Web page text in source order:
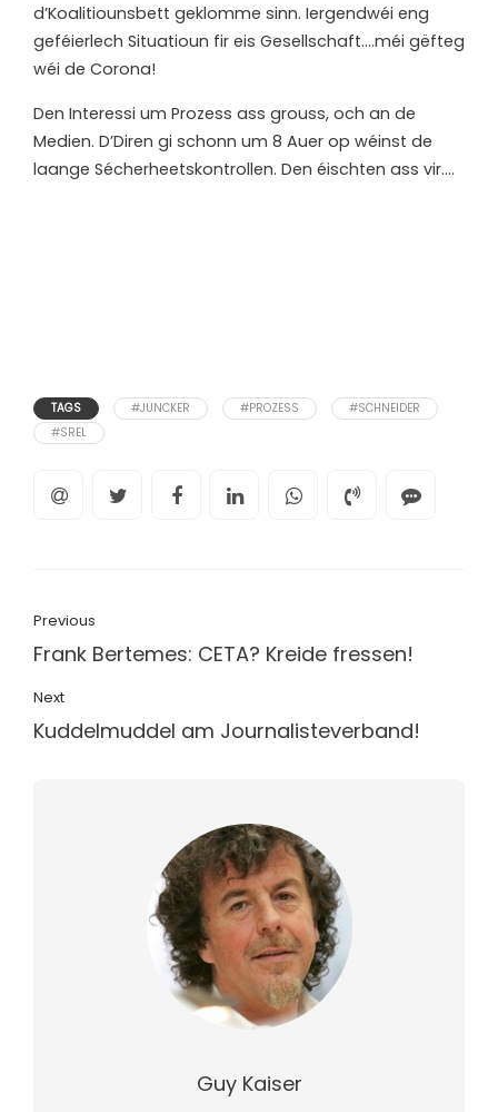
d’Koalitiounsbett geklomme sinn. Iergendwéi eng
geféierlech Situatioun fir eis Gesellschaft….méi gëfteg
wéi de Corona!
Den Interessi um Prozess ass grouss, och an de
Medien. D’Diren gi schonn um 8 Auer op wéinst de
laange Sécherheetskontrollen. Den éischten ass vir….
TAGS #JUNCKER #PROZESS
#SCHNEIDER
#SREL
Previous
Frank Bertemes: CETA? Kreide fressen!
Next
Kuddelmuddel am Journalisteverband!
Guy Kaiser